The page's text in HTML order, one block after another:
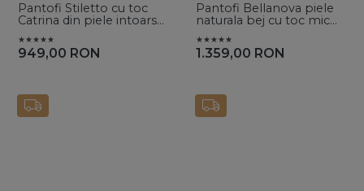
Pantofi Stiletto cu toc
Catrina din piele intoarsa
949,00 RON
Pantofi Bellanova piele
naturala bej cu toc mic
1.359,00 RON